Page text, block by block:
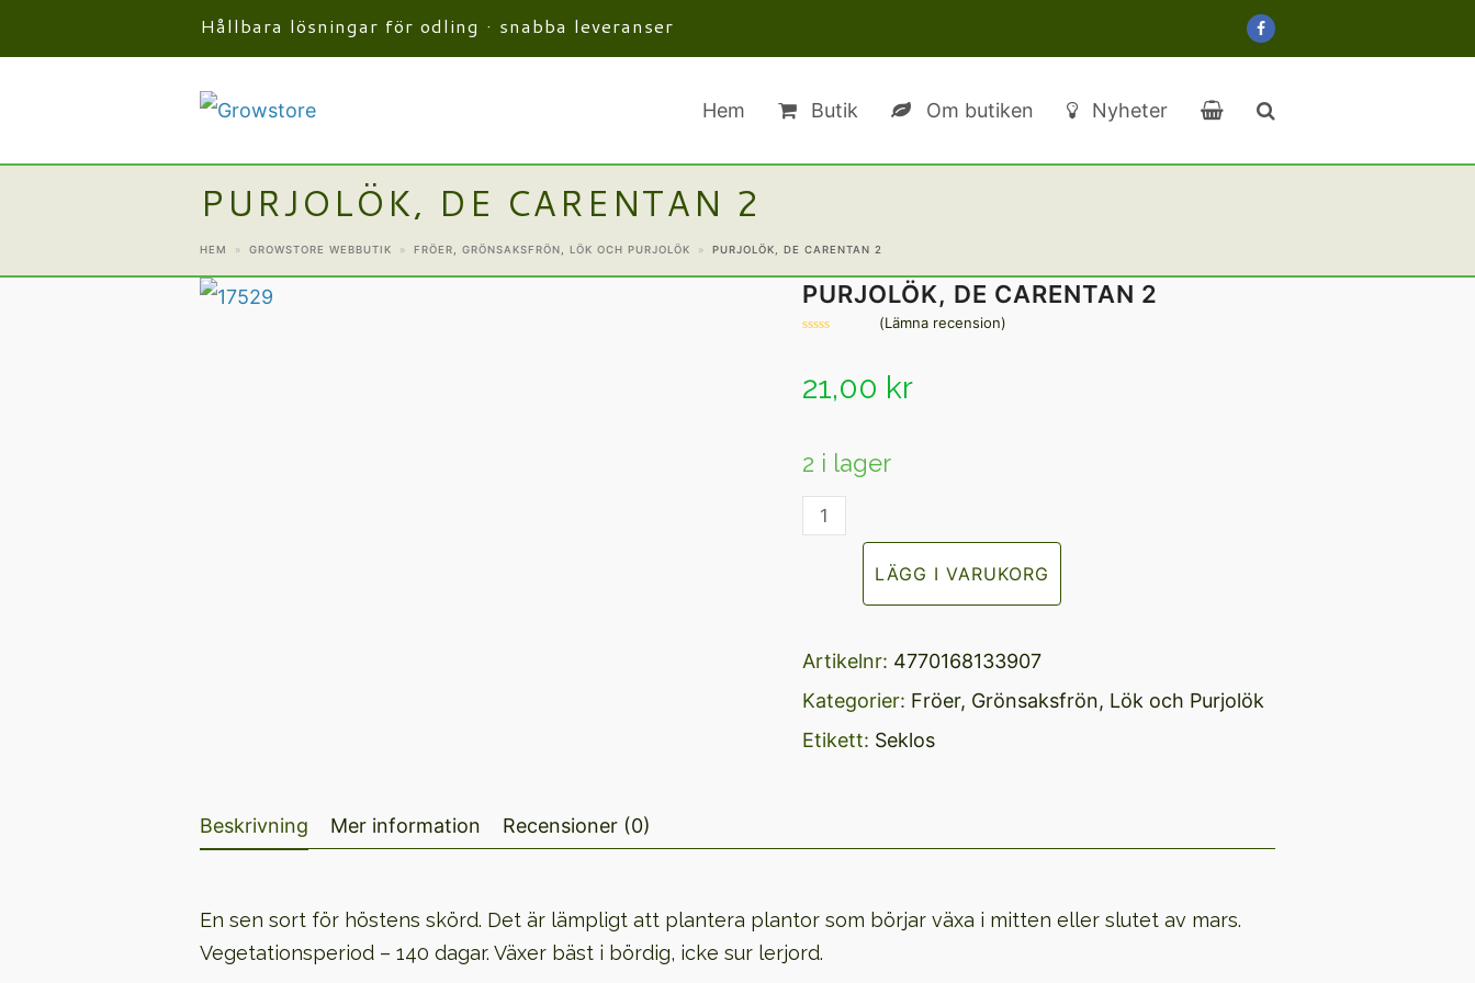
Hållbara lösningar för odling · snabba leveranser Facebook
Hem Butik Om butiken Nyheter
PURJOLÖK, DE CARENTAN 2
HEM » GROWSTORE WEBBUTIK » FRÖER GRÖNSAKSFRÖN LÖK OCH PURJOLÖK » PURJOLÖK, DE CARENTAN 2
PURJOLÖK, DE CARENTAN 2
5
(Lämna recension)
21,00 kr
2 i lager
Purjolök,
mängd
LÄGG I VARUKORG
Artikelnr: 4770168133907
Kategorier: Fröer, Grönsaksfrön, Lök och Purjolök
Etikett: Seklos
Beskrivning Mer information Recensioner (0)
En sen sort för höstens skörd. Det är lämpligt att plantera plantor som börjar växa i mitten eller slutet av mars.
Vegetationsperiod – 140 dagar. Växer bäst i bördig, icke sur lerjord.